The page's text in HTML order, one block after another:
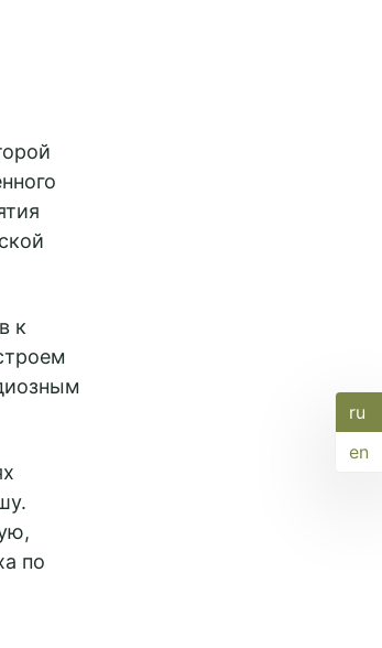
к
по
ru
en